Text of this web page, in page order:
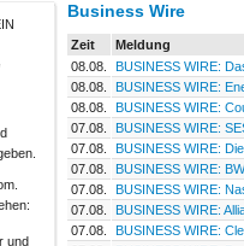
und
Business Wire
Zeit
Meldung
08.08.
BUSINESS WIRE:
08.08.
BUSINESS WIRE:
08.08.
BUSINESS WIRE:
07.08.
BUSINESS WIRE:
07.08.
BUSINESS WIRE:
07.08.
BUSINESS WIRE:
07.08.
BUSINESS WIRE:
07.08.
BUSINESS WIRE:
07.08.
BUSINESS WIRE: